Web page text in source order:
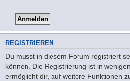
REGISTRIEREN
Du musst in diesem Forum registriert
können. Die Registrierung ist in
ermöglicht dir, auf weitere Funktionen